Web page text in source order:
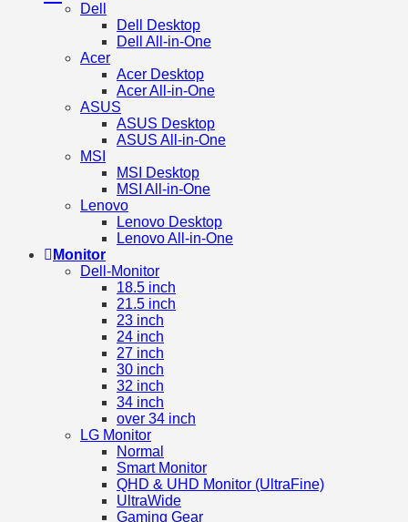
Dell
Dell Desktop
Dell All-in-One
Acer
Acer Desktop
Acer All-in-One
ASUS
ASUS Desktop
ASUS All-in-One
MSI
MSI Desktop
MSI All-in-One
Lenovo
Lenovo Desktop
Lenovo All-in-One
Monitor
Dell-Monitor
18.5 inch
21.5 inch
23 inch
24 inch
27 inch
30 inch
32 inch
34 inch
over 34 inch
LG Monitor
Normal
Smart Monitor
QHD & UHD Monitor (UltraFine)
UltraWide
Gaming Gear